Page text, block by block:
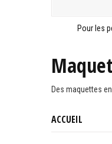
Pour les
Des maquettes
ACCUEIL